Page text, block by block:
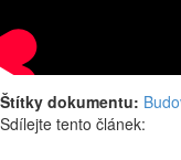
Štítky dokumentu:
Sdílejte tento článek: